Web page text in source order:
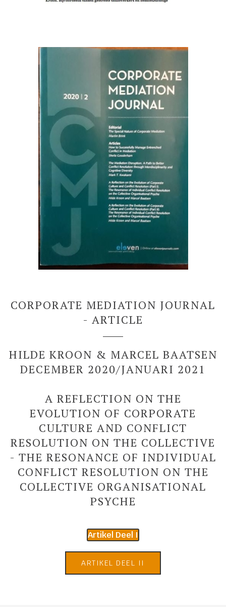
CORPORATE MEDIATION JOURNAL
- ARTICLE
HILDE KROON & MARCEL BAATSEN
DECEMBER 2020/JANUARI 2021
A REFLECTION ON THE
EVOLUTION OF CORPORATE
CULTURE AND CONFLICT
RESOLUTION ON THE COLLECTIVE
- THE RESONANCE OF INDIVIDUAL
CONFLICT RESOLUTION ON THE
COLLECTIVE ORGANISATIONAL
PSYCHE
Artikel Deel I
ARTIKEL DEEL II